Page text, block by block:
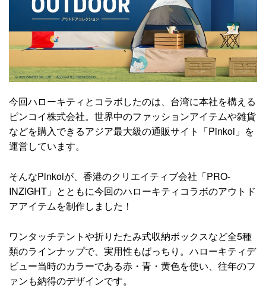
今回ハローキティとコラボしたのは、台湾に本社を構える
ピンコイ株式会社。世界中のファッションアイテムや雑貨
などを購入できるアジア最大級の通販サイト「Pinkoi」を
運営しています。
そんなPinkoiが、香港のクリエイティブ会社「PRO-
INZIGHT」とともに今回のハローキティコラボのアウトド
アアイテムを制作しました！
ワンタッチテントや折りたたみ式収納ボックスなど全5種
類のラインナップで、実用性もばっちり。ハローキティデ
ビュー当時のカラーである赤・青・黄色を使い、往年のフ
ァンも納得のデザインです。